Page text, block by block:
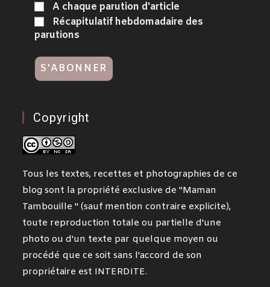
A chaque parution d'article
Récapitulatif hebdomadaire des
parutions
Copyright
Tous les textes, recettes et photographies de ce
blog sont la propriété exclusive de "Maman
Tambouille " (sauf mention contraire explicite),
toute reproduction totale ou partielle d'une
photo ou d'un texte par quelque moyen ou
procédé que ce soit sans l'accord de son
propriétaire est INTERDITE.